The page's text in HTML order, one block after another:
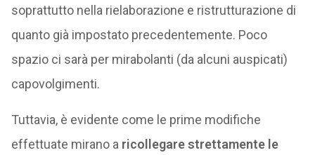
soprattutto nella rielaborazione e ristrutturazione di
quanto già impostato precedentemente. Poco
spazio ci sarà per mirabolanti (da alcuni auspicati)
capovolgimenti.
Tuttavia, è evidente come le prime modifiche
effettuate mirano a ricollegare strettamente le